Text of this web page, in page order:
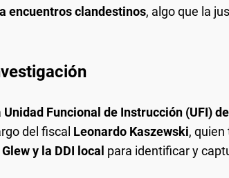
encuentros clandestinos, algo que la
Unidad Funcional de Instrucción (UFI)
del fiscal Leonardo Kaszewski, quien
y la DDI local para identificar y